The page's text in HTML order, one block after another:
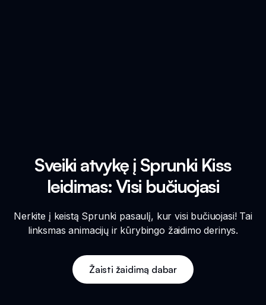
Sveiki atvykę į Sprunki Kiss
leidimas: Visi bučiuojasi
Nerkite į keistą Sprunki pasaulį, kur visi bučiuojasi! Tai
linksmas animacijų ir kūrybingo žaidimo derinys.
Žaisti žaidimą dabar